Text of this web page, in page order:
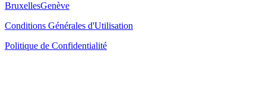
BruxellesGenève
Conditions Générales d'Utilisation
Politique de Confidentialité